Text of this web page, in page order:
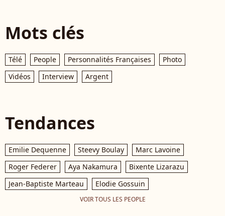
Mots clés
Télé People Personnalités Françaises
Photo
Vidéos
Interview Argent
Tendances
Emilie Dequenne Steevy Boulay
Marc Lavoine
Roger Federer
Aya Nakamura
Bixente Lizarazu
Jean-Baptiste Marteau
Elodie Gossuin
VOIR TOUS LES PEOPLE